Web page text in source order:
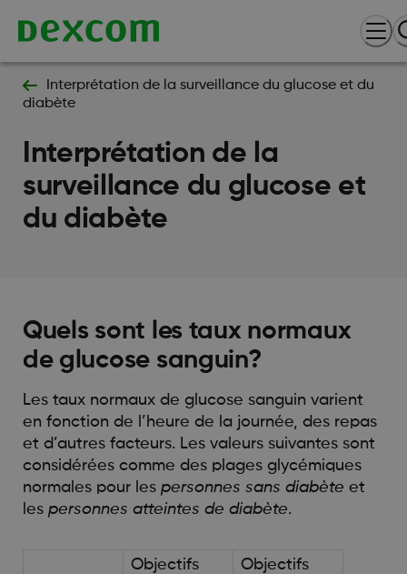
Interprétation de la surveillance du glucose et du
diabète
Interprétation de la
surveillance du glucose et
du diabète
Quels sont les taux normaux
de glucose sanguin?
Les taux normaux de glucose sanguin varient
en fonction de l’heure de la journée, des repas
et d’autres facteurs. Les valeurs suivantes sont
considérées comme des plages glycémiques
normales pour les personnes sans diabète et
les personnes atteintes de diabète.
Objectifs
Objectifs